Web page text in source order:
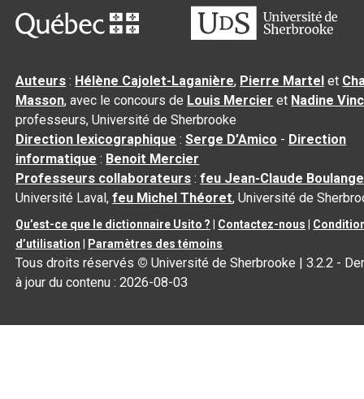
Auteurs : Hélène Cajolet-Laganière, Pierre Martel et
Masson, avec le concours de Louis Mercier et Nadine
professeurs, Université de Sherbrooke
Direction lexicographique :Serge D’Amico - Direction
informatique : Benoit Mercier
Professeurs collaborateurs :feu Jean-Claude
Université Laval,feu Michel Théoret, Université de
Qu’est-ce que le dictionnaire Usito ? Contactez-nous
d’utilisation
Paramètres des témoins
Tous droits réservés © Université de Sherbrooke |3.2.2 -
à jour du contenu :2026-08-03